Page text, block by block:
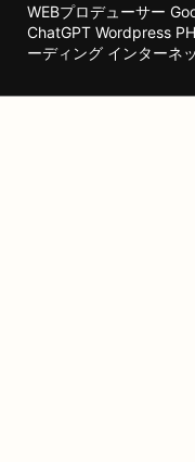
WEBプロデューサー
ChatGPT Wordpress
ーディング インターネ